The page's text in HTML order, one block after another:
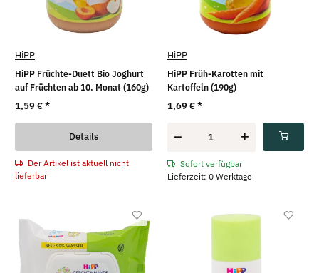
HiPP
HiPP Früchte-Duett Bio Joghurt
auf Früchten ab 10. Monat (160g)
1,59 €*
Details
Der Artikel ist aktuell nicht
lieferbar
HiPP
HiPP Früh-Karotten mit
Kartoffeln (190g)
1,69 €*
Sofort verfügbar
Lieferzeit: 0 Werktage